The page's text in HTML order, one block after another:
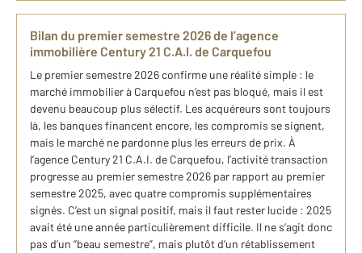
Bilan du premier semestre 2026 de l’agence
immobilière Century 21 C.A.I. de Carquefou
Le premier semestre 2026 confirme une réalité simple : le
marché immobilier à Carquefou n’est pas bloqué, mais il est
devenu beaucoup plus sélectif. Les acquéreurs sont toujours
là, les banques financent encore, les compromis se signent,
mais le marché ne pardonne plus les erreurs de prix. À
l’agence Century 21 C.A.I. de Carquefou, l’activité transaction
progresse au premier semestre 2026 par rapport au premier
semestre 2025, avec quatre compromis supplémentaires
signés. C’est un signal positif, mais il faut rester lucide : 2025
avait été une année particulièrement difficile. Il ne s’agit donc
pas d’un “beau semestre”, mais plutôt d’un rétablissement